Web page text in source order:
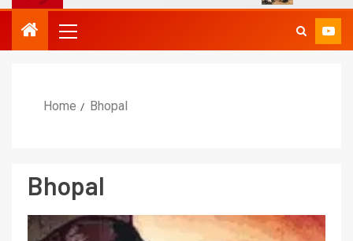
Home Bhopal
Bhopal